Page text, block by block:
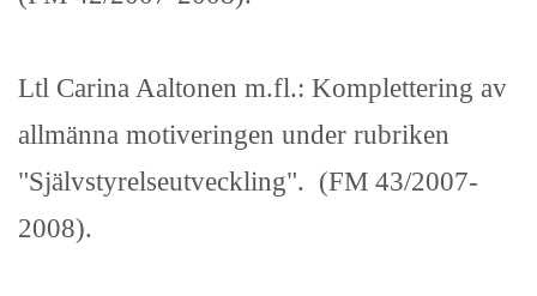
Ltl Carina Aaltonen m.fl.: Komplettering av
allmänna motiveringen under rubriken
"Självstyrelseutveckling". (FM 43/2007-
2008).